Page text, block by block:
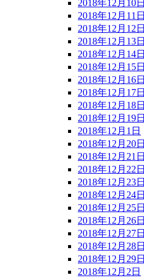
2018年12月10日
2018年12月11日
2018年12月12日
2018年12月13日
2018年12月14日
2018年12月15日
2018年12月16日
2018年12月17日
2018年12月18日
2018年12月19日
2018年12月1日
2018年12月20日
2018年12月21日
2018年12月22日
2018年12月23日
2018年12月24日
2018年12月25日
2018年12月26日
2018年12月27日
2018年12月28日
2018年12月29日
2018年12月2日